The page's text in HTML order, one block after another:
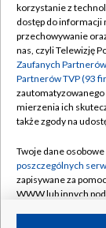
Abonament
Emisja w TVP
Centrum
Naziemna
Rada
System NOS
Informacje o
korzystanie z
dostęp do informacji
przechowywanie
nas, czyli Telewizję
Zaufanych
Partnerów TVP (93
mierzenia ich
także zgody na
Twoje dane
poszczególnych
zapisywane za
WWW lub innych